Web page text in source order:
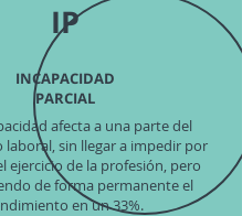
IP
INCAPACIDAD
PARCIAL
afecta a una parte del
sin llegar a impedir por
ejercicio de la profesión, pero
de forma permanente el
en un 33%.